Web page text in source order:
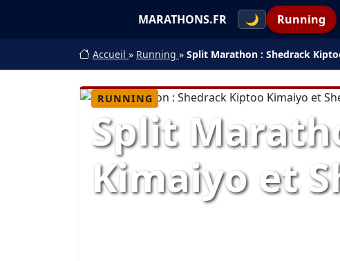
MARATHONS.FR 🌙 Running
Accueil » Running » Split Marathon : Shedrack
RUNNING
Split
Kimaiyo et